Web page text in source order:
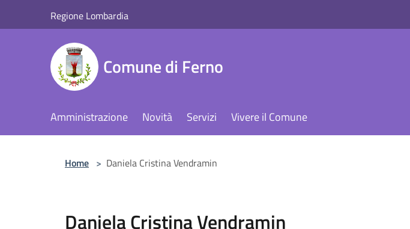
Regione Lombardia
Comune di Ferno
Amministrazione Novità Servizi Vivere il Comune
Home > Daniela Cristina Vendramin
Daniela Cristina Vendramin